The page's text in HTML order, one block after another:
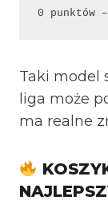
0 punktów
Taki model
liga może
ma realne